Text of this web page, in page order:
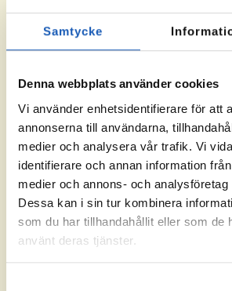
Samtycke
Denna webbplats använder cookies
Vi använder enhetsidentifierare för att
annonserna till användarna,
medier och analysera vår trafik. Vi
identifierare och annan information
medier och annons- och
Dessa kan i sin tur kombinera
som du har tillhandahållit eller som de
använt deras tjänster.
KA-
nummer:
-6
KA-
Sveg
Gränsgatan
17, 842
32 Sveg
KA-
nummer:
10069283
Till
kontorssidan
2B,
30
KA-